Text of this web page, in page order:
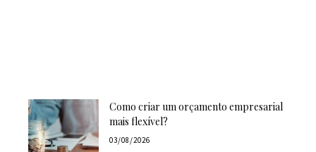
Como criar um orçamento empresarial
mais flexível?
03/08/2026